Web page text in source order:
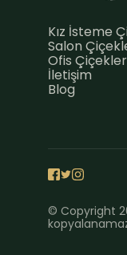
Kız İsteme
Salon
Ofis
İletişim
Blog
© Copyright